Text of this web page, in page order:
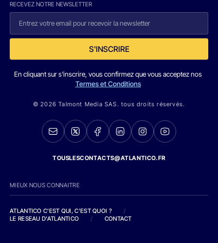
RECEVEZ NOTRE NEWSLETTER
S'INSCRIRE
En cliquant sur s'inscrire, vous confirmez que vous acceptez nos
Termes et Conditions
© 2026 Talmont Media SAS. tous droits réservés.
TOUSLESCONTACTS@ATLANTICO.FR
MIEUX NOUS CONNAITRE
ATLANTICO C'EST QUI, C'EST QUOI ?
/
LE RESEAU D'ATLANTICO
/ CONTACT